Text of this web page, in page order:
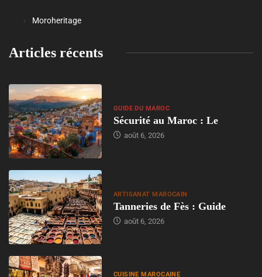
Moroheritage
Articles récents
GUIDE DU MAROC
Sécurité au Maroc : Le
août 6, 2026
ARTISANAT MAROCAIN
Tanneries de Fès : Guide
août 6, 2026
CUISINE MAROCAINE